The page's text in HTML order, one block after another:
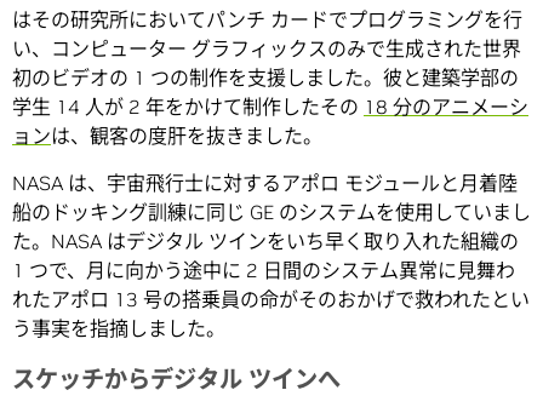
はその研究所においてパンチ カードでプログラミングを行
い、コンピューター グラフィックスのみで生成された世界
初のビデオの 1 つの制作を支援しました。彼と建築学部の
学生 14 人が 2 年をかけて制作したその 18 分のアニメーシ
ョンは、観客の度肝を抜きました。
NASA は、宇宙飛行士に対するアポロ モジュールと月着陸
船のドッキング訓練に同じ GE のシステムを使用していまし
た。NASA はデジタル ツインをいち早く取り入れた組織の
1 つで、月に向かう途中に 2 日間のシステム異常に見舞わ
れたアポロ 13 号の搭乗員の命がそのおかげで救われたとい
う事実を指摘しました。
スケッチからデジタル ツインへ